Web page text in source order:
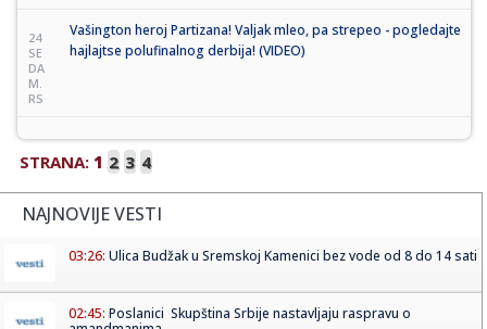
24
SE
DA
M.
RS
Vašington heroj Partizana! Valjak mleo, pa strepeo - pogledajte
hajlajtse polufinalnog derbija! (VIDEO)
STRANA: 1 2 3 4
NAJNOVIJE VESTI
03:26: Ulica Budžak u Sremskoj Kamenici bez vode od 8 do 14 sati
02:45: Poslanici Skupština Srbije nastavljaju raspravu o